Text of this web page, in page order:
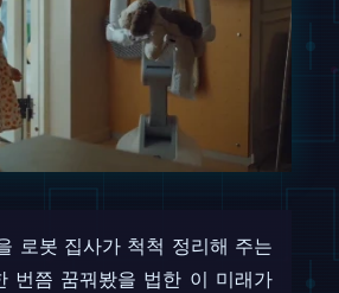
로봇 집사가 척척 정리해 주는
번쯤 꿈꿔봤을 법한 이 미래가